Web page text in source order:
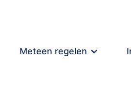
Meteen regelen